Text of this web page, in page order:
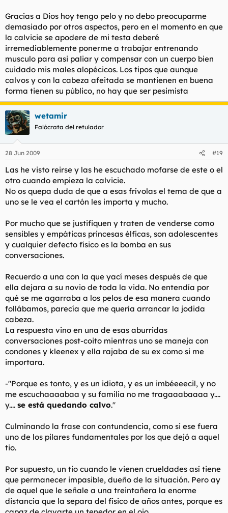
Gracias a Dios hoy tengo pelo y no debo preocuparme
demasiado por otros aspectos, pero en el momento en que
la calvicie se apodere de mi testa deberé
irremediablemente ponerme a trabajar entrenando
musculo para asi paliar y compensar con un cuerpo bien
cuidado mis males alopécicos. Los tipos que aunque
calvos y con la cabeza afeitada se mantienen en buena
forma tienen su público, no hay que ser pesimista
wetamir
Falócrata del retulador
28 Jun 2009 #19
Las he visto reirse y las he escuchado mofarse de este o el
otro cuando empieza la calvicie.
No os quepa duda de que a esas frívolas el tema de que a
uno se le vea el cartón les importa y mucho.
Por mucho que se justifiquen y traten de venderse como
sensibles y empáticas princesas élficas, son adolescentes
y cualquier defecto físico es la bomba en sus
conversaciones.
Recuerdo a una con la que yací meses después de que
ella dejara a su novio de toda la vida. No entendía por
qué se me agarraba a los pelos de esa manera cuando
follábamos, parecía que me quería arrancar la jodida
cabeza.
La respuesta vino en una de esas aburridas
conversaciones post-coito mientras uno se maneja con
condones y kleenex y ella rajaba de su ex como si me
importara.
-"Porque es tonto, y es un idiota, y es un imbéeeecil, y no
me escuchaaaabaa y su familia no me tragaaabaaaa y....
y.... se está quedando calvo."
Culminando la frase con contundencia, como si ese fuera
uno de los pilares fundamentales por los que dejó a aquel
tio.
Por supuesto, un tio cuando le vienen crueldades así tiene
que permanecer impasible, dueño de la situación. Pero ay
de aquel que le señale a una treintañera la enorme
distancia que la separa del físico de años antes, porque es